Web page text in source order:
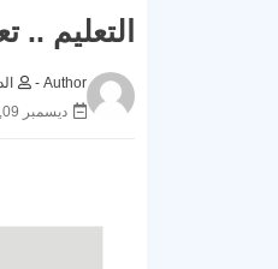
التعليم ..
Author -
ديسمبر 09, 2025